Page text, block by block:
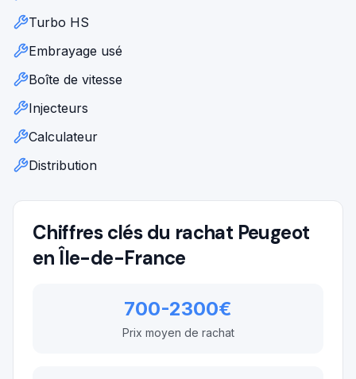
Turbo HS
Embrayage usé
Boîte de vitesse
Injecteurs
Calculateur
Distribution
Chiffres clés du rachat Peugeot
en Île-de-France
700-2300€
Prix moyen de rachat